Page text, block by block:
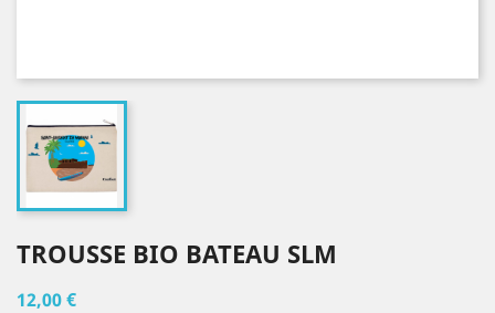
TROUSSE BIO BATEAU SLM
12,00 €